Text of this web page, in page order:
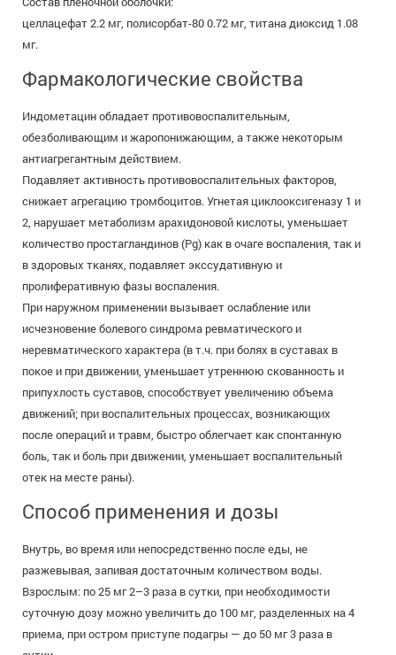
целлацефат 2.2 мг, полисорбат-80 0.72 мг, титана диоксид 1.08
мг.
Фармакологические свойства
Индометацин обладает противовоспалительным,
обезболивающим и жаропонижающим, а также некоторым
антиагрегантным действием.
Подавляет активность противовоспалительных факторов,
снижает агрегацию тромбоцитов. Угнетая циклооксигеназу 1 и
2, нарушает метаболизм арахидоновой кислоты, уменьшает
количество простагландинов (Pg) как в очаге воспаления, так и
в здоровых тканях, подавляет экссудативную и
пролиферативную фазы воспаления.
При наружном применении вызывает ослабление или
исчезновение болевого синдрома ревматического и
неревматического характера (в т.ч. при болях в суставах в
покое и при движении, уменьшает утреннюю скованность и
припухлость суставов, способствует увеличению объема
движений; при воспалительных процессах, возникающих
после операций и травм, быстро облегчает как спонтанную
боль, так и боль при движении, уменьшает воспалительный
отек на месте раны).
Способ применения и дозы
Внутрь, во время или непосредственно после еды, не
разжевывая, запивая достаточным количеством воды.
Взрослым: по 25 мг 2–3 раза в сутки, при необходимости
суточную дозу можно увеличить до 100 мг, разделенных на 4
приема, при остром приступе подагры — до 50 мг 3 раза в